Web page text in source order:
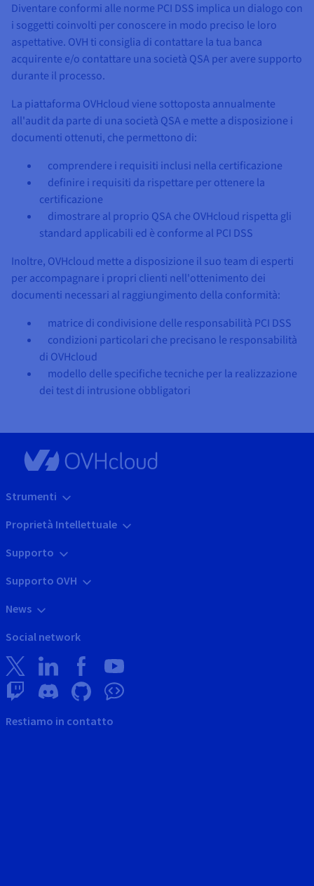
Diventare conformi alle norme PCI DSS implica un dialogo con
i soggetti coinvolti per conoscere in modo preciso le loro
aspettative. OVH ti consiglia di contattare la tua banca
acquirente e/o contattare una società QSA per avere supporto
durante il processo.
La piattaforma OVHcloud viene sottoposta annualmente
all'audit da parte di una società QSA e mette a disposizione i
documenti ottenuti, che permettono di:
comprendere i requisiti inclusi nella certificazione
definire i requisiti da rispettare per ottenere la
certificazione
dimostrare al proprio QSA che OVHcloud rispetta gli
standard applicabili ed è conforme al PCI DSS
Inoltre, OVHcloud mette a disposizione il suo team di esperti
per accompagnare i propri clienti nell'ottenimento dei
documenti necessari al raggiungimento della conformità:
matrice di condivisione delle responsabilità PCI DSS
condizioni particolari che precisano le responsabilità
di OVHcloud
modello delle specifiche tecniche per la realizzazione
dei test di intrusione obbligatori
Strumenti
Proprietà Intellettuale
Supporto
Supporto OVH
News
Social network
Restiamo in contatto